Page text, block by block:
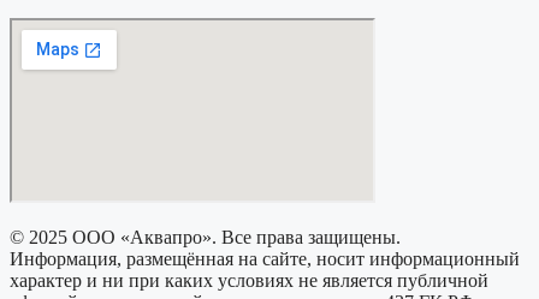
© 2025 ООО «Аквапро». Все права защищены.
Информация, размещённая на сайте, носит информационный
характер и ни при каких условиях не является публичной